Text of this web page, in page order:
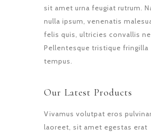
sit amet urna feugiat rutrum.
nulla ipsum, venenatis
felis quis, ultricies convallis
Pellentesque tristique fringilla
tempus.
Our Latest Products
Vivamus volutpat eros
laoreet, sit amet egestas erat